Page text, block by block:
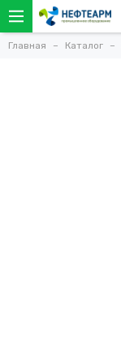
Главная Каталог